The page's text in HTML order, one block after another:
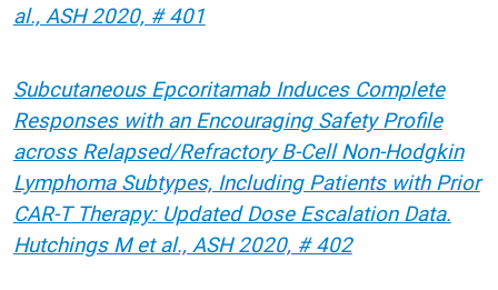
al., ASH 2020, # 401
Subcutaneous Epcoritamab Induces Complete
Responses with an Encouraging Safety Profile
across Relapsed/Refractory B-Cell Non-Hodgkin
Lymphoma Subtypes, Including Patients with Prior
CAR-T Therapy: Updated Dose Escalation Data.
Hutchings M et al., ASH 2020, # 402